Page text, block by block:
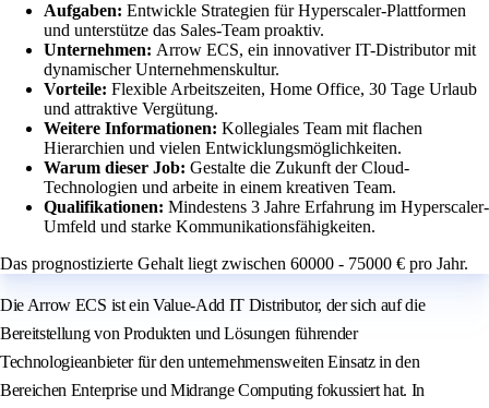
Aufgaben: Entwickle Strategien für Hyperscaler-Plattformen
und unterstütze das Sales-Team proaktiv.
Unternehmen: Arrow ECS, ein innovativer IT-Distributor mit
dynamischer Unternehmenskultur.
Vorteile: Flexible Arbeitszeiten, Home Office, 30 Tage Urlaub
und attraktive Vergütung.
Weitere Informationen: Kollegiales Team mit flachen
Hierarchien und vielen Entwicklungsmöglichkeiten.
Warum dieser Job: Gestalte die Zukunft der Cloud-
Technologien und arbeite in einem kreativen Team.
Qualifikationen: Mindestens 3 Jahre Erfahrung im Hyperscaler-
Umfeld und starke Kommunikationsfähigkeiten.
Das prognostizierte Gehalt liegt zwischen 60000 - 75000 € pro Jahr.
Die Arrow ECS ist ein Value-Add IT Distributor, der sich auf die
Bereitstellung von Produkten und Lösungen führender
Technologieanbieter für den unternehmensweiten Einsatz in den
Bereichen Enterprise und Midrange Computing fokussiert hat. In